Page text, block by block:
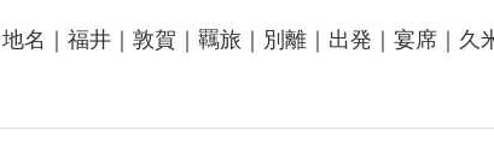
名｜福井｜敦賀｜羈旅｜別離｜出発｜宴席｜久